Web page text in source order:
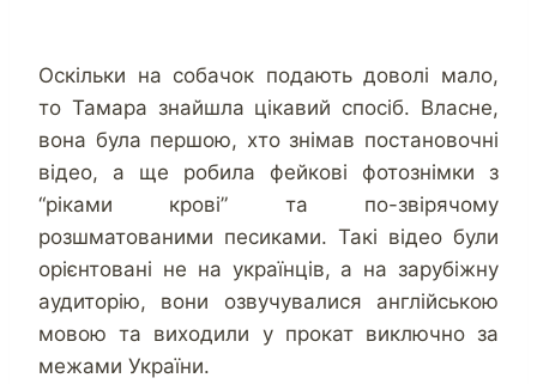
Оскільки на собачок подають доволі мало,
то Тамара знайшла цікавий спосіб. Власне,
вона була першою, хто знімав постановочні
відео, а ще робила фейкові фотознімки з
“ріками крові” та по-звірячому
розшматованими песиками. Такі відео були
орієнтовані не на українців, а на зарубіжну
аудиторію, вони озвучувалися англійською
мовою та виходили у прокат виключно за
межами України.